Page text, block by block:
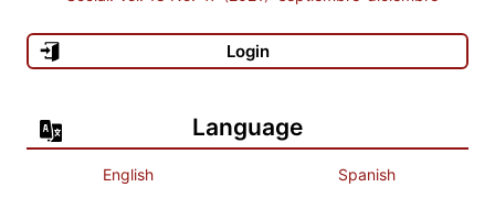
Login
Language
English Spanish